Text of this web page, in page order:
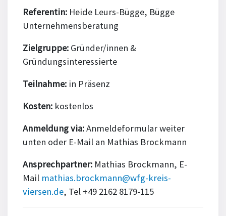
Referentin: Heide Leurs-Bügge, Bügge
Unternehmensberatung
Zielgruppe: Gründer/innen &
Gründungsinteressierte
Teilnahme: in Präsenz
Kosten: kostenlos
Anmeldung via:Anmeldeformular weiter
unten oder E-Mail an Mathias Brockmann
Ansprechpartner: Mathias Brockmann, E-
Mail mathias.brockmann@wfg-kreis-
viersen.de, Tel +49 2162 8179-115